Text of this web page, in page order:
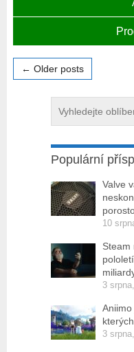
← Older posts
Populární
Valve
10
Steam
3
3